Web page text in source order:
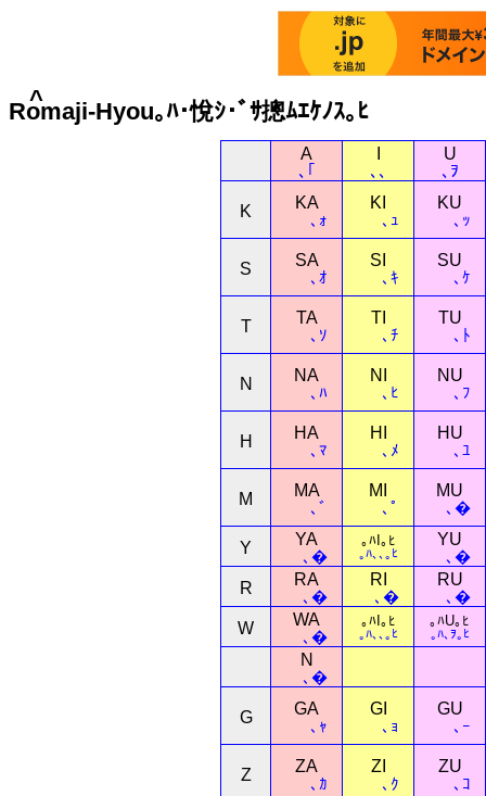
^
Romaji-Hyou｡ﾊ･悅ｼ･ﾞｻ摠ﾑｴｹﾉｽ｡ﾋ
A
､｢
､､
U
､ｦ
K
KA
､ｫ
KI
､ｭ
KU
､ｯ
S
SA
､ｵ
SI
､ｷ
SU
､ｹ
T
TA
､ｿ
TI
､ﾁ
TU
､ﾄ
N
NA
､ﾊ
NI
､ﾋ
NU
､ﾌ
H
HA
､ﾏ
HI
､ﾒ
HU
､ﾕ
M
MA
､ﾞ
MI
､ﾟ
MU
､�
Y
YA
､�
｡ﾊI｡ﾋ
｡ﾊ､､｡ﾋ
YU
､�
R
RA
､�
RI
､�
RU
､�
W
WA
､�
｡ﾊI｡ﾋ
｡ﾊ､､｡ﾋ
｡ﾊU｡ﾋ
｡ﾊ､ｦ｡ﾋ
N
､�
G
GA
､ｬ
GI
､ｮ
GU
､ｰ
Z
ZA
､ｶ
ZI
､ｸ
ZU
､ｺ